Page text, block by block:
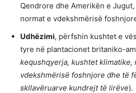
Qendrore dhe Amerikën e
normat e vdekshmërisë
Udhëzimi, përfshin kushtet e
tyre në plantacionet britaniko-
kequshqyerja, kushtet klimatike,
vdekshmërisë foshnjore dhe të
skllavëruarve kundrejt të lirëve).